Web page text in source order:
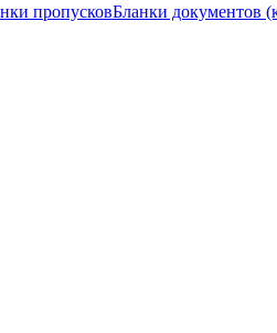
пропусковБланки документов